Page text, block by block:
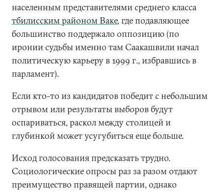
населенным представителями среднего класса
тбилисским районом Ваке, где подавляющее
большинство поддержало оппозицию (по
иронии судьбы именно там Саакашвили начал
политическую карьеру в 1999 г., избравшись в
парламент).
Если кто-то из кандидатов победит с небольшим
отрывом или результаты выборов будут
оспариваться, раскол между столицей и
глубинкой может усугубиться еще больше.
Исход голосования предсказать трудно.
Социологические опросы раз за разом отдают
преимущество правящей партии, однако